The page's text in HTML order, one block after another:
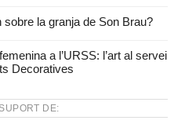
la granja de Son Brau?
a l’URSS: l’art al servei
Decoratives
DE: